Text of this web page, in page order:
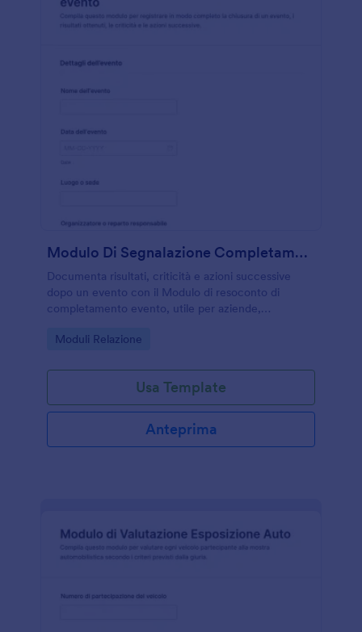
Modulo Di Segnalazione Completamento Evento
Documenta risultati, criticità e azioni successive
dopo un evento con il Modulo di resoconto di
completamento evento, utile per aziende,
raccolta dati coerente in Jotform.
Go to Category:
Moduli Relazione
Usa Template
Anteprima